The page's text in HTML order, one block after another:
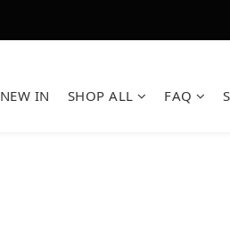
NEW IN SHOP ALL FAQ